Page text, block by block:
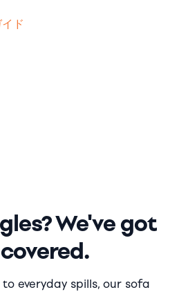
ド
We've got
everyday spills, our sofa